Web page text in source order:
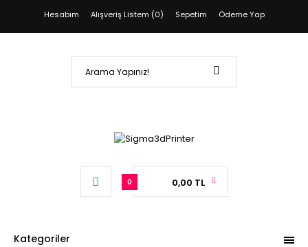
Hesabım Alışveriş Listem (0) Sepetim Ödeme Yap
0 0,00 TL
Kategoriler